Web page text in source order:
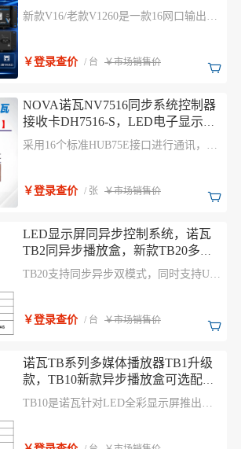
6+1路视频信号输入，6个独立窗口
新款V16/老款V1260是一款16网口输出的
像素点，最大宽度可达16384像素，最高
8192像素，满足现场超宽、超高显示屏控
￥登录查价 / 台 ￥市场销售价
NOVA诺瓦NV7516同步系统控制器
接收卡DH7516-S，LED电子显示屏
控制系统自带HUB75E接口
采用16个标准HUB75E接口进行通讯，具
￥登录查价 / 张 ￥市场销售价
LED显示屏同异步控制系统，诺瓦
TB2同异步播放盒，新款TB20多媒
体播放器，可通过PC、手机、Pad等
多种用户终端进行节目发布和显示
平台，轻松实现显示屏的跨地域集
TB20支持同步异步双模式，同时支持U盘
播放安全。凭借安全稳定、简单易用、智
能掌控等特点，TB20可广泛应用于LED
灯杆屏、连锁店屏、广告机、零售店屏、
门头屏、货架屏等。
￥登录查价 / 台 ￥市场销售价
诺瓦TB系列多媒体播放器TB1升级
款，TB10新款异步播放盒可选配
4G，TB10 可广泛应用于 LED 商业
显示、智慧城市领域，例如固装
零售店屏、门头屏、货架屏等。
TB10是诺瓦针对LED全彩显示屏推出的
用户终端进行节目发布和显示屏控制，支